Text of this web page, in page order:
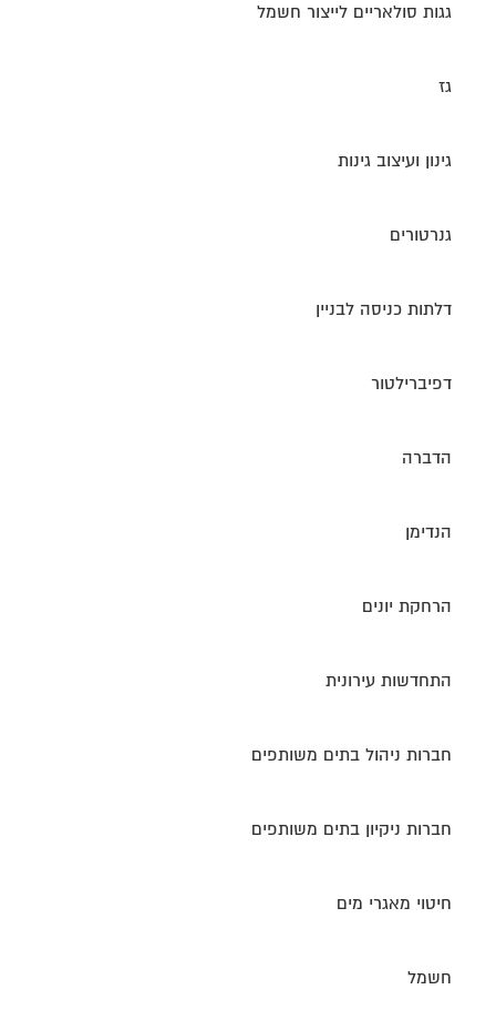
גגות סולאריים לייצור חשמל
גז
גינון ועיצוב גינות
גנרטורים
דלתות כניסה לבניין
דפיברילטור
הדברה
הנדימן
הרחקת יונים
התחדשות עירונית
חברות ניהול בתים משותפים
חברות ניקיון בתים משותפים
חיטוי מאגרי מים
חשמל